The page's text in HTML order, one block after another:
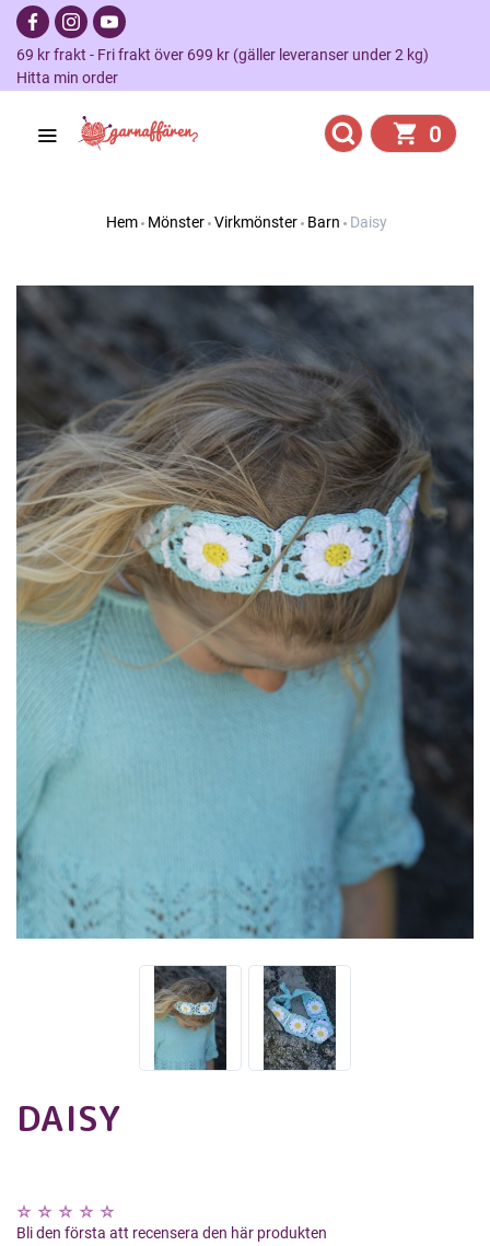
69 kr frakt - Fri frakt över 699 kr (gäller leveranser under 2 kg)
Hitta min order
0
Hem Mönster Virkmönster Barn Daisy
DAISY
Bli den första att recensera den här produkten